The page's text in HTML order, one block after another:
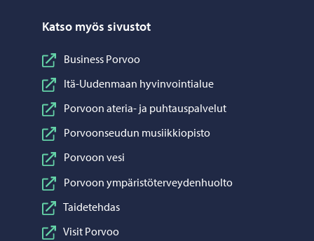
Katso myös sivustot
Business Porvoo
Itä-Uudenmaan hyvinvointialue
Porvoon ateria- ja puhtauspalvelut
Porvoonseudun musiikkiopisto
Porvoon vesi
Porvoon ympäristöterveydenhuolto
Taidetehdas
Visit Porvoo